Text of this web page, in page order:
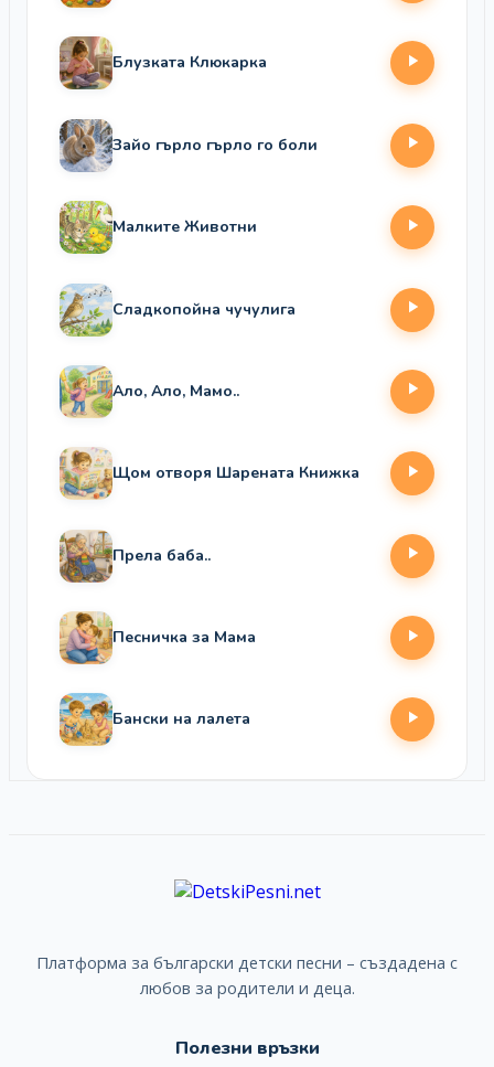
Блузката Клюкарка
Зайо гърло гърло го боли
Малките Животни
Сладкопойна чучулига
Ало, Ало, Мамо..
Щом отворя Шарената Книжка
Прела баба..
Песничка за Мама
Бански на лалета
Платформа за български детски песни – създадена с
любов за родители и деца.
Полезни връзки